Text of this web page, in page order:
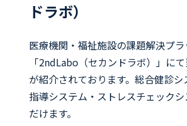
ドラボ）
医療機関・福祉施設の課題解決プ
「2ndLabo（セカンドラボ）」に
が紹介されております。総合健診
指導システム・ストレスチェック
だけます。